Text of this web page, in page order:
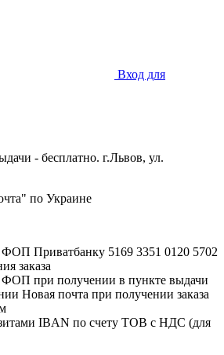
Вход для
- бесплатно. г.Львов, ул.
по Украине
ФОП Приватбанку 5169 3351 0120 5702
заказа
ФОП при получении в пункте выдачи
Новая почта при получении заказа
IBAN по счету ТОВ с НДС (для